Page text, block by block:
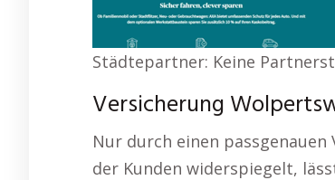
Städtepartner: Keine
Versicherung
Nur durch einen
der Kunden widerspiegelt,